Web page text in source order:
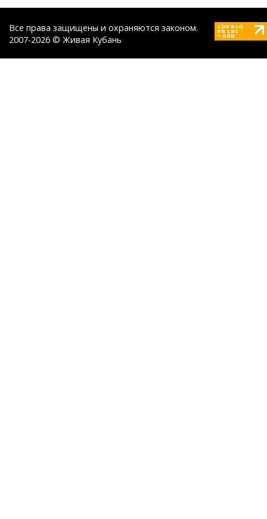
Все права защищены и охраняются законом.
2007-2026 © Живая Кубань